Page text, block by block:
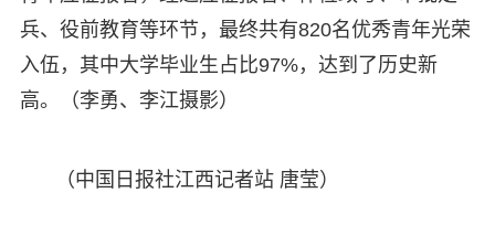
兵、役前教育等环节，最终共有820名优秀青年光荣
入伍，其中大学毕业生占比97%，达到了历史新
高。（李勇、李江摄影）
（中国日报社江西记者站 唐莹）